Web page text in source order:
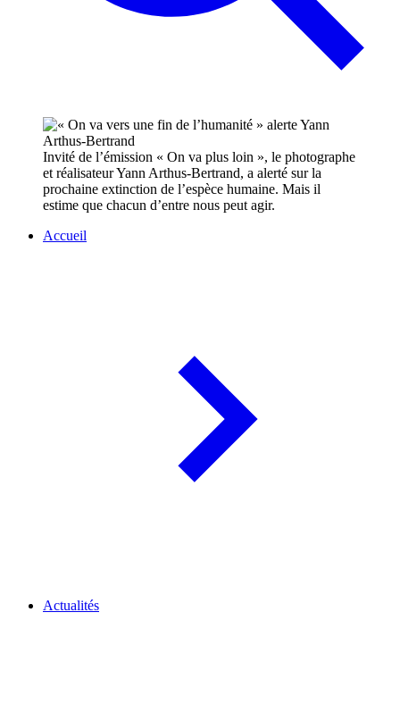
Invité de l’émission « On va plus loin », le photographe
et réalisateur Yann Arthus-Bertrand, a alerté sur la
prochaine extinction de l’espèce humaine. Mais il
estime que chacun d’entre nous peut agir.
Accueil
Actualités